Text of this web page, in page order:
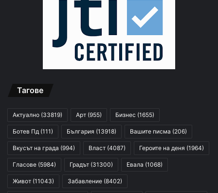
Тагове
Актуално (33819) Арт (955) Бизнес (1655)
Ботев Пд (111) България (13918) Вашите писма (206)
Вкусът на града (994) Власт (4087) Героите на деня (1964)
Гласове (5984) Градът (31300) Евала (1068)
Живот (11043) Забавление (8402)